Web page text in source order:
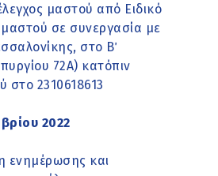
μαστού από Ειδικό
σε συνεργασία με
στο Β΄
72Α) κατόπιν
στο 2310618613
2022
ενημέρωσης και